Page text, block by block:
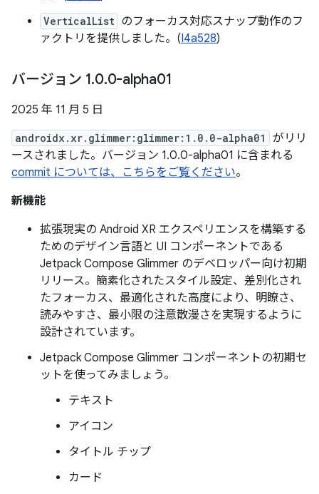
VerticalList のフォーカス対応スナップ動作のフ
ァクトリを提供しました。(I4a528)
バージョン 1.0.0-alpha01
2025 年 11 月 5 日
androidx.xr.glimmer:glimmer:1.0.0-alpha01
がリリ
ースされました。バージョン 1.0.0-alpha01 に含まれる
commit については、こちらをご覧ください。
新機能
拡張現実の Android XR エクスペリエンスを構築する
ためのデザイン言語と UI コンポーネントである
Jetpack Compose Glimmer のデベロッパー向け初期
リリース。簡素化されたスタイル設定、差別化され
たフォーカス、最適化された高度により、明瞭さ、
読みやすさ、最小限の注意散漫さを実現するように
設計されています。
Jetpack Compose Glimmer コンポーネントの初期セ
ットを使ってみましょう。
テキスト
アイコン
タイトル チップ
カード